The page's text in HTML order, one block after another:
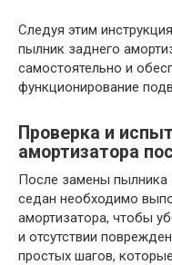
Следуя этим
пылник заднего
самостоятельно и
функционирование
Проверка и
амортизатора
После замены пылника
седан необходимо
амортизатора, чтобы
и отсутствии
простых шагов,